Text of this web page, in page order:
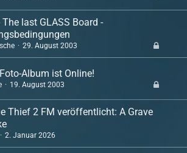
last GLASS Board -
29. August 2003
Album ist Online!
19. August 2003
Thief 2 FM veröffentlicht: A Grave
2. Januar 2026